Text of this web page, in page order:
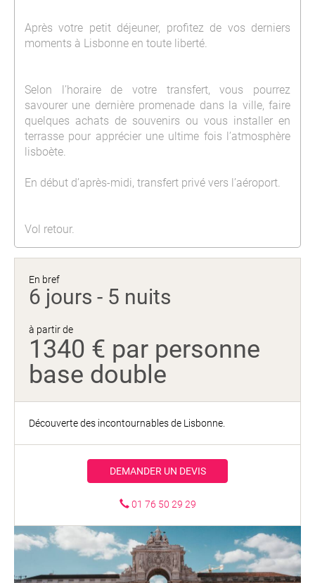
Après votre petit déjeuner, profitez de vos derniers
moments à Lisbonne en toute liberté.
Selon l’horaire de votre transfert, vous pourrez
savourer une dernière promenade dans la ville, faire
quelques achats de souvenirs ou vous installer en
terrasse pour apprécier une ultime fois l’atmosphère
lisboète.
En début d’après-midi, transfert privé vers l’aéroport.
Vol retour.
En bref
6 jours - 5 nuits
à partir de
1340 € par personne
base double
Découverte des incontournables de Lisbonne.
DEMANDER UN DEVIS
01 76 50 29 29